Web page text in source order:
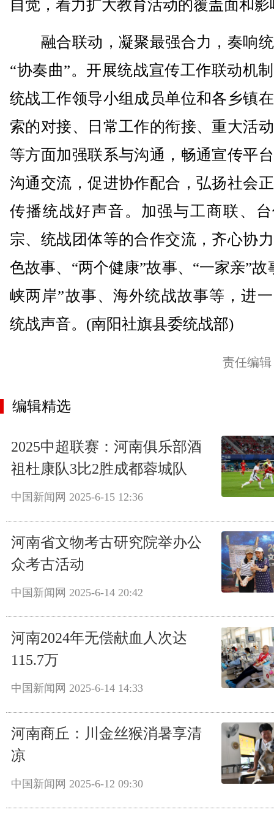
自觉，着力扩大教育活动的覆盖面和影
融合联动，凝聚最强合力，奏响
“协奏曲”。开展统战宣传工作联动机
统战工作领导小组成员单位和各乡镇
索的对接、日常工作的衔接、重大活
等方面加强联系与沟通，畅通宣传平
沟通交流，促进协作配合，弘扬社会
传播统战好声音。加强与工商联、
宗、统战团体等的合作交流，齐心协
色故事、“两个健康”故事、“一家亲”故
峡两岸”故事、海外统战故事等，进
统战声音。(南阳社旗县委统战部)
责任编
编辑精选
2025中超联赛：河南俱乐部酒
祖杜康队3比2胜成都蓉城队
中国新闻网 2025-6-15 12:36
河南省文物考古研究院举办公
众考古活动
中国新闻网 2025-6-14 20:42
河南2024年无偿献血人次达
115.7万
中国新闻网 2025-6-14 14:33
河南商丘：川金丝猴消暑享清
凉
中国新闻网 2025-6-12 09:30